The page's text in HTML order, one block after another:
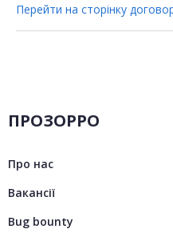
Перейти на сторінку
ПРОЗОРРО
Про нас
Вакансії
Bug bounty